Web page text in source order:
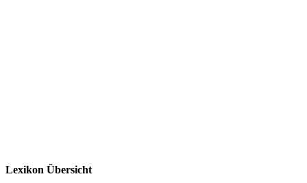
Lexikon Übersicht